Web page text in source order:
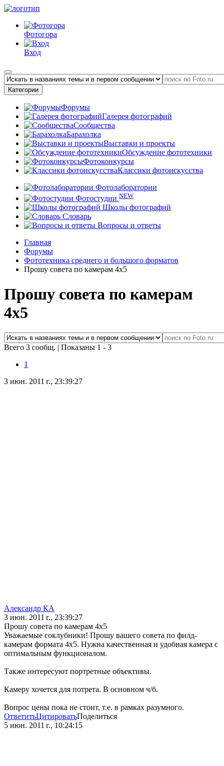
Фотогора
Вход
Категории
Форумы
Галерея фотографий
Сообщества
Барахолка
Выставки и проекты
Обсуждение фототехники
Фотоконкурсы
Классики фотоискусства
Фотолаборатории
Фотостудии NEW
Школы фотографий
Словарь
Вопросы и ответы
Главная
Форумы
Фототехника среднего и большого форматов
Прошу совета по камерам 4х5
Прошу совета по камерам
4х5
Всего 3 сообщ. | Показаны 1 - 3
1
3 июн. 2011 г., 23:39:27
Александр КА
3 июн. 2011 г., 23:39:27
Прошу совета по камерам 4х5
Уважаемые соклубники! Прошу вашего совета по филд-
камерам формата 4х5. Нужна качественная и удобная камера с
оптимальным функционалом.
Также интересуют портретные объективы.
Камеру хочется для потрета. В основном ч/б.
Вопрос цены пока не стоит, т.е. в рамках разумного.
ОтветитьЦитироватьПоделиться
5 июн. 2011 г., 10:24:15